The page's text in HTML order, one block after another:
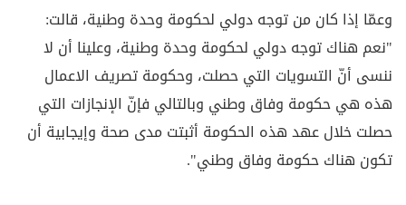
وعمّا إذا كان من توجه دولي لحكومة وحدة وطنية، قالت:
"نعم هناك توجه دولي لحكومة وحدة وطنية، وعلينا أن لا
ننسى أنّ التسويات التي حصلت، وحكومة تصريف الاعمال
هذه هي حكومة وفاق وطني وبالتالي فإنّ الإنجازات التي
حصلت خلال عهد هذه الحكومة أثبتت مدى صحة وإيجابية أن
تكون هناك حكومة وفاق وطني".